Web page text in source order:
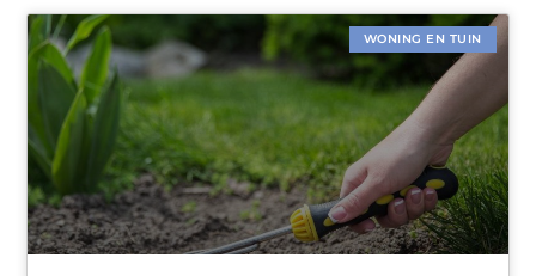
WONING EN TUIN